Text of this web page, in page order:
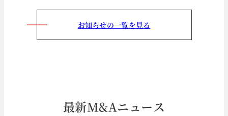
お知らせの一覧を見る
最新M&Aニュース